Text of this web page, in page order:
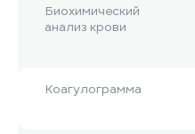
Биохимический
анализ крови
Коагулограмма